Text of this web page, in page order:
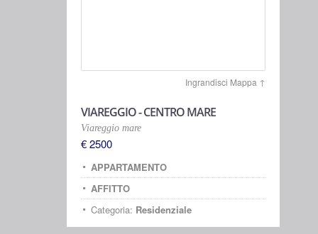
Ingrandisci Mappa ↑
VIAREGGIO - CENTRO MARE
Viareggio mare
€ 2500
APPARTAMENTO
AFFITTO
Categoria: Residenziale